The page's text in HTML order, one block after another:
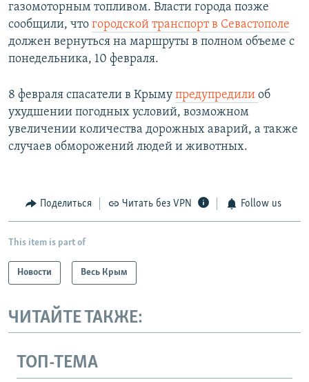
газомоторным топливом. Власти города позже
сообщили, что городской транспорт в Севастополе
должен вернуться на маршруты в полном объеме с
понедельника, 10 февраля.
8 февраля спасатели в Крыму предупредили об
ухудшении погодных условий, возможном
увеличении количества дорожных аварий, а также
случаев обморожений людей и животных.
Поделиться Читать без VPN Follow us
This item is part of
Новости Весь Крым
ЧИТАЙТЕ ТАКЖЕ:
ТОП-ТЕМА